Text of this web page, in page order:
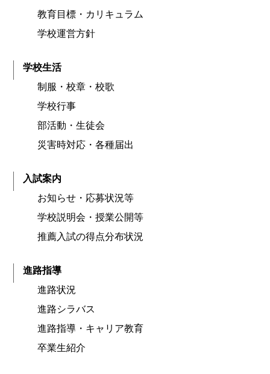
教育目標・カリキュラム
学校運営方針
学校生活
制服・校章・校歌
学校行事
部活動・生徒会
災害時対応・各種届出
入試案内
お知らせ・応募状況等
学校説明会・授業公開等
推薦入試の得点分布状況
進路指導
進路状況
進路シラバス
進路指導・キャリア教育
卒業生紹介